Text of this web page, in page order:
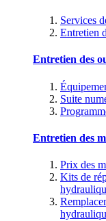
Services
Entretien
Entretien des
Suite
Entretien des
Prix des
Kits de